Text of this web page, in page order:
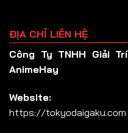
ĐỊA CHỈ LIÊN HỆ
Công Ty TNHH Giải Trí
AnimeHay
Website:
https://tokyodaigaku.com